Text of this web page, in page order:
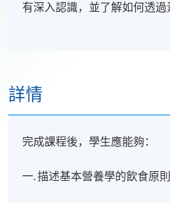
有深入認識，並了解如何透過
詳情
完成課程後，學生應能夠：
一. 描述基本營養學的飲食原則